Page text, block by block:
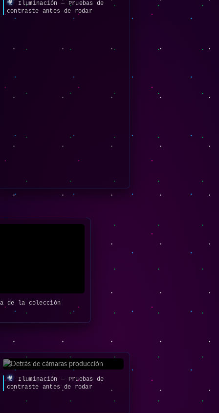
🎥
Iluminación — Pruebas de
contraste antes de rodar
de la colección
🎥
Iluminación — Pruebas de
contraste antes de rodar